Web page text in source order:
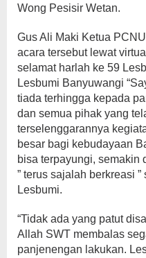
Wong Pesisir Wetan.
Gus Ali Maki Ketua
acara tersebut lewat
selamat harlah ke 59
Lesbumi Banyuwangi
tiada terhingga kepada
dan semua pihak yang
terselenggarannya
besar bagi kebudayaan
bisa terpayungi, semakin
” terus sajalah berkreasi
Lesbumi.
“Tidak ada yang patut
Allah SWT membalas
panjenengan lakukan.